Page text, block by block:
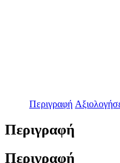
Περιγραφή
Περιγραφή
Περιγραφή